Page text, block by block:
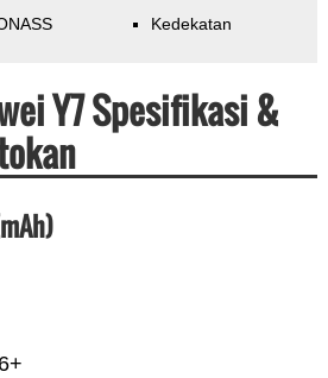
Kedekatan
Y7 Spesifikasi &